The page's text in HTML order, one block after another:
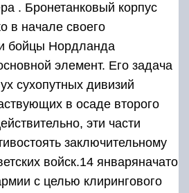
. Бронетанковый корпус
в начале своего
бойцы Нордланда
элемент. Его задача
сухопутных дивизий
в осаде второго
эти части
заключительному
войск.14 январяначато
с целью клирингового